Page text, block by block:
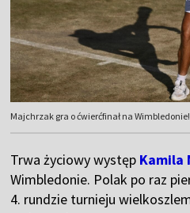
Majchrzak gra o ćwierćfinał na
Trwa życiowy występ Kamila
Wimbledonie. Polak po raz
4. rundzie turnieju